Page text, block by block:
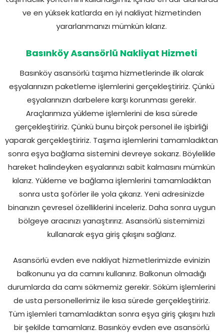
ve en yüksek katlarda en iyi nakliyat hizmetinden
yararlanmanızı mümkün kılarız.
Basınköy Asansörlü Nakliyat Hizmeti
Basınköy asansörlü taşıma hizmetlerinde ilk olarak
eşyalarınızın paketleme işlemlerini gerçekleştiririz. Çünkü
eşyalarınızın darbelere karşı korunması gerekir.
Araçlarımıza yükleme işlemlerini de kısa sürede
gerçekleştiririz. Çünkü bunu birçok personel ile işbirliği
yaparak gerçekleştiririz. Taşıma işlemlerini tamamladıktan
sonra eşya bağlama sistemini devreye sokarız. Böylelikle
hareket halindeyken eşyalarınızı sabit kalmasını mümkün
kılarız. Yükleme ve bağlama işlemlerini tamamladıktan
sonra usta şoförler ile yola çıkarız. Yeni adresinizde
binanızın çevresel özelliklerini inceleriz. Daha sonra uygun
bölgeye aracınızı yanaştırırız. Asansörlü sistemimizi
kullanarak eşya giriş çıkışını sağlarız.
Asansörlü evden eve nakliyat hizmetlerimizde evinizin
balkonunu ya da camını kullanırız. Balkonun olmadığı
durumlarda da camı sökmemiz gerekir. Söküm işlemlerini
de usta personellerimiz ile kısa sürede gerçekleştiririz.
Tüm işlemleri tamamladıktan sonra eşya giriş çıkışını hızlı
bir şekilde tamamlarız. Basınköy evden eve asansörlü